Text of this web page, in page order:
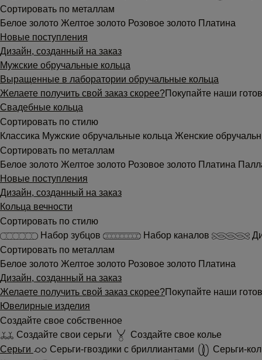
Сортировать по металлам
Белое золото Желтое золото Розовое золото Платина
Новые поступления
Дизайн, созданный на заказ
Мужские обручальные кольца
Выращенные в лаборатории обручальные кольца
Желаете получить свой заказ скорее?Покупайте наши
Свадебные кольца
Сортировать по стилю
Классика Мужские обручальные кольца Женские
Сортировать по металлам
Белое золото Желтое золото Розовое золото Платина
Новые поступления
Дизайн, созданный на заказ
Кольца вечности
Сортировать по стилю
Набор зубцов
Набор каналов
Сортировать по металлам
Белое золото Желтое золото Розовое золото Платина
Дизайн, созданный на заказ
Желаете получить свой заказ скорее?Покупайте наши
Ювелирные изделия
Создайте свое собственное
Создайте свои серьги
Создайте свое колье
Серьги
Серьги-гвоздики с бриллиантами
Серьги-